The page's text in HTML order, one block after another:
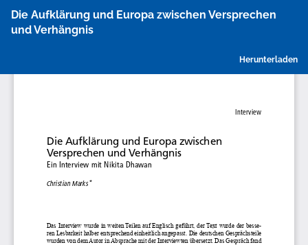
Artikeldetails
zurückkehren
Die Aufklärung und Europa zwischen Versprechen
und Verhängnis
Herunterladen